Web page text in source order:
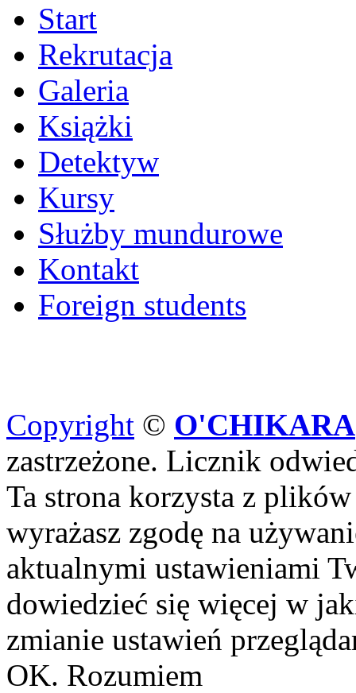
Start
Rekrutacja
Galeria
Książki
Detektyw
Kursy
Służby mundurowe
Kontakt
Foreign students
Copyright © O'CHIKARA
zastrzeżone. Licznik
Ta strona korzysta z
wyrażasz zgodę na
aktualnymi ustawieniami
dowiedzieć się więcej w
zmianie ustawień
OK. Rozumiem